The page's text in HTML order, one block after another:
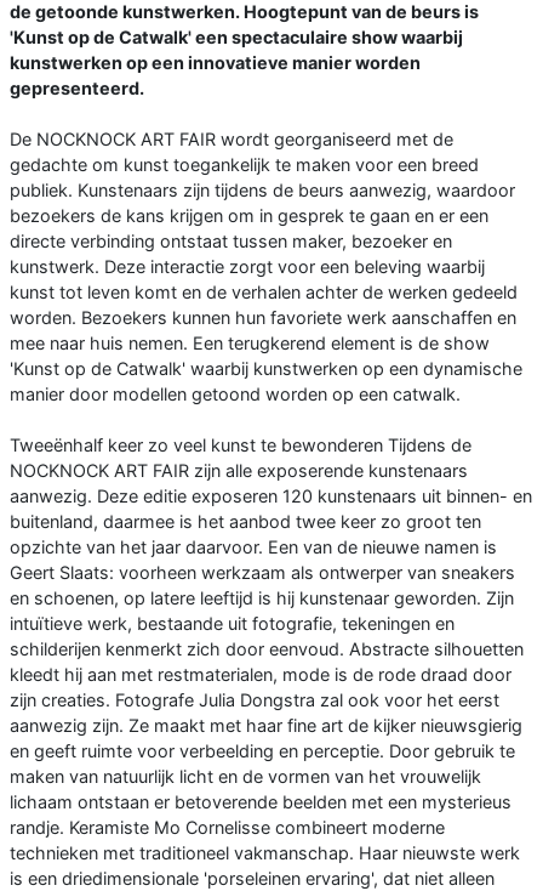
de getoonde kunstwerken. Hoogtepunt van de beurs is
'Kunst op de Catwalk' een spectaculaire show waarbij
kunstwerken op een innovatieve manier worden
gepresenteerd.
De NOCKNOCK ART FAIR wordt georganiseerd met de
gedachte om kunst toegankelijk te maken voor een breed
publiek. Kunstenaars zijn tijdens de beurs aanwezig, waardoor
bezoekers de kans krijgen om in gesprek te gaan en er een
directe verbinding ontstaat tussen maker, bezoeker en
kunstwerk. Deze interactie zorgt voor een beleving waarbij
kunst tot leven komt en de verhalen achter de werken gedeeld
worden. Bezoekers kunnen hun favoriete werk aanschaffen en
mee naar huis nemen. Een terugkerend element is de show
'Kunst op de Catwalk' waarbij kunstwerken op een dynamische
manier door modellen getoond worden op een catwalk.
Tweeënhalf keer zo veel kunst te bewonderen Tijdens de
NOCKNOCK ART FAIR zijn alle exposerende kunstenaars
aanwezig. Deze editie exposeren 120 kunstenaars uit binnen- en
buitenland, daarmee is het aanbod twee keer zo groot ten
opzichte van het jaar daarvoor. Een van de nieuwe namen is
Geert Slaats: voorheen werkzaam als ontwerper van sneakers
en schoenen, op latere leeftijd is hij kunstenaar geworden. Zijn
intuïtieve werk, bestaande uit fotografie, tekeningen en
schilderijen kenmerkt zich door eenvoud. Abstracte silhouetten
kleedt hij aan met restmaterialen, mode is de rode draad door
zijn creaties. Fotografe Julia Dongstra zal ook voor het eerst
aanwezig zijn. Ze maakt met haar fine art de kijker nieuwsgierig
en geeft ruimte voor verbeelding en perceptie. Door gebruik te
maken van natuurlijk licht en de vormen van het vrouwelijk
lichaam ontstaan er betoverende beelden met een mysterieus
randje. Keramiste Mo Cornelisse combineert moderne
technieken met traditioneel vakmanschap. Haar nieuwste werk
is een driedimensionale 'porseleinen ervaring', dat niet alleen